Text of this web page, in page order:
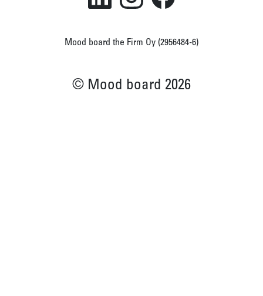
Mood board the Firm Oy (2956484-6)
© Mood board 2026